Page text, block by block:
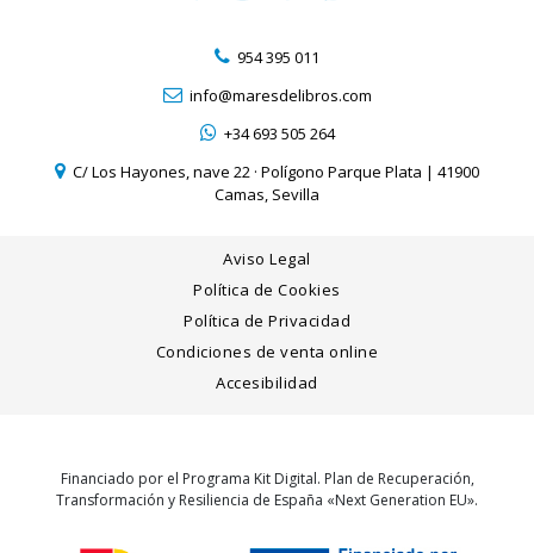
954 395 011
info@maresdelibros.com
+34 693 505 264
C/ Los Hayones, nave 22 · Polígono Parque Plata | 41900
Camas, Sevilla
Aviso Legal
Política de Cookies
Política de Privacidad
Condiciones de venta online
Accesibilidad
Financiado por el Programa Kit Digital. Plan de Recuperación,
Transformación y Resiliencia de España «Next Generation EU».